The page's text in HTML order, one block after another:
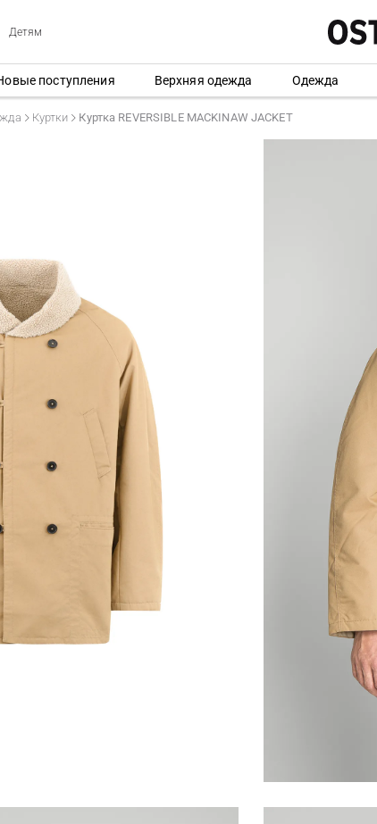
Детям
поступления Верхняя одежда Одежда
Куртки Куртка REVERSIBLE MACKINAW JACKET